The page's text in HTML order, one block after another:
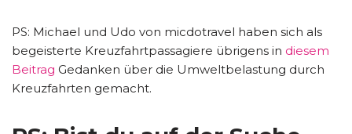
PS: Michael und Udo von micdotravel haben sich als
begeisterte Kreuzfahrtpassagiere übrigens in diesem
Beitrag Gedanken über die Umweltbelastung durch
Kreuzfahrten gemacht.